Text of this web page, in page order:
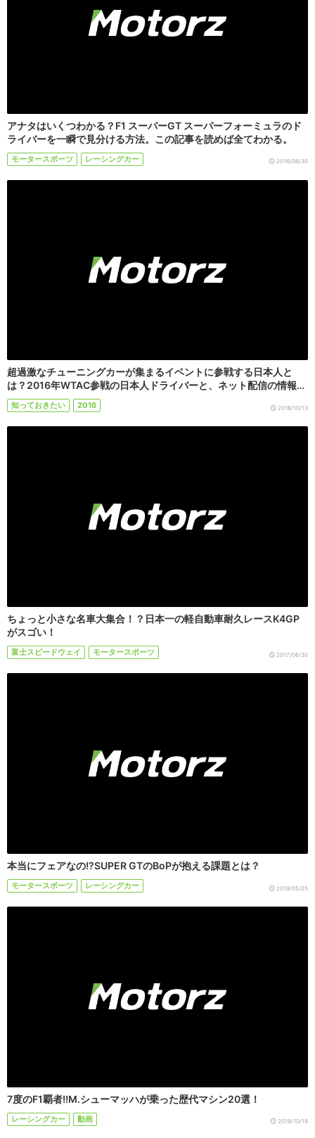
アナタはいくつわかる？F1 スーパーGT スーパーフォーミュラのド
ライバーを一瞬で見分ける方法。この記事を読めば全てわかる。
モータースポーツ レーシングカー 2016/06/30
超過激なチューニングカーが集まるイベントに参戦する日本人と
は？2016年WTAC参戦の日本人ドライバーと、ネット配信の情報…
知っておきたい 2016 2016/10/13
ちょっと小さな名車大集合！？日本一の軽自動車耐久レースK4GP
がスゴい！
富士スピードウェイ モータースポーツ 2017/06/30
本当にフェアなの!?SUPER GTのBoPが抱える課題とは？
モータースポーツ レーシングカー 2019/05/25
7度のF1覇者!!M.シューマッハが乗った歴代マシン20選！
レーシングカー 動画 2019/10/19